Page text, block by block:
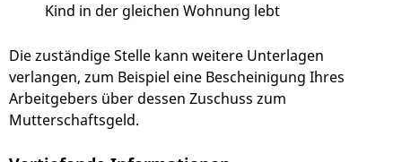
Kind in der gleichen Wohnung lebt
Die zuständige Stelle kann weitere Unterlagen
verlangen, zum Beispiel eine Bescheinigung Ihres
Arbeitgebers über dessen Zuschuss zum
Mutterschaftsgeld.